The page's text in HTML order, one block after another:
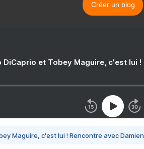
Créer un blog
DiCaprio et Tobey Maguire, c'est lui
Maguire, c'est lui ! Rencontre avec